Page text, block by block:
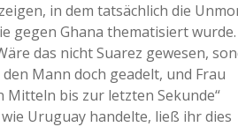
in dem tatsächlich die
gegen Ghana thematisiert
das nicht Suarez gewesen,
Mann doch geadelt, und Frau
Mitteln bis zur letzten Sekunde“
Uruguay handelte, ließ ihr dies